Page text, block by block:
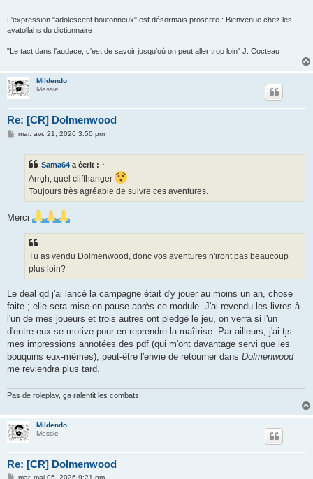
L'expression "adolescent boutonneux" est désormais proscrite : Bienvenue chez les
ayatollahs du dictionnaire
"Le tact dans l'audace, c'est de savoir jusqu'où on peut aller trop loin" J. Cocteau
Mildendo
Messie
Re: [CR] Dolmenwood
Mmar. avr. 21, 2026 3:50 pm
Sama64 a écrit : ↑
Arrgh, quel cliffhanger
Toujours très agréable de suivre ces aventures.
Merci
Tu as vendu Dolmenwood, donc vos aventures n'iront pas beaucoup
plus loin?
Le deal qd j'ai lancé la campagne était d'y jouer au moins un an, chose
faite ; elle sera mise en pause après ce module. J'ai revendu les livres à
l'un de mes joueurs et trois autres ont pledgé le jeu, on verra si l'un
d'entre eux se motive pour en reprendre la maîtrise. Par ailleurs, j'ai tjs
mes impressions annotées des pdf (qui m'ont davantage servi que les
bouquins eux-mêmes), peut-être l'envie de retourner dans Dolmenwood
me reviendra plus tard.
Pas de roleplay, ça ralentit les combats.
Mildendo
Messie
Re: [CR] Dolmenwood
M